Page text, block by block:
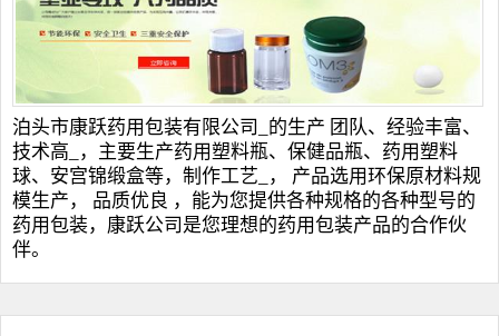
泊头市康跃药用包装有限公司_的生产 团队、经验丰富、
技术高_，主要生产药用塑料瓶、 保健品瓶、 药用塑料
球、安宫锦缎盒等，制作工艺_， 产品选用环保原材料规
模生产， 品质优良 ，能为您提供各种规格的各种型号的
药用包装，康跃公司是您理想的药用包装产品的合作伙
伴。